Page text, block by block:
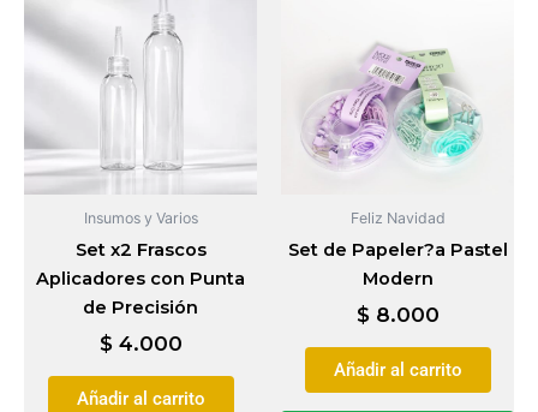
Insumos y Varios
Set x2 Frascos
Aplicadores con Punta
de Precisión
$4.000
Añadir al carrito
Feliz Navidad
Set de Papeler?a Pastel
Modern
$8.000
Añadir al carrito